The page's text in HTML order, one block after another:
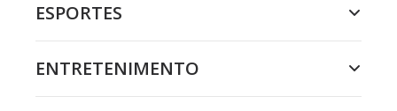
ESPORTES
ENTRETENIMENTO